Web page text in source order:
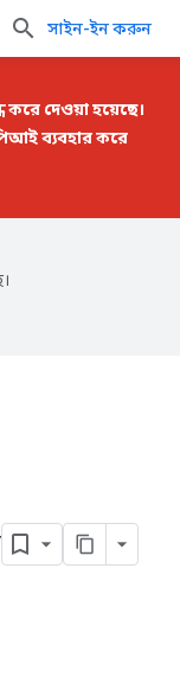
সাইন-ইন করুন
করে দেওয়া হয়েছে।
ব্যবহার করে